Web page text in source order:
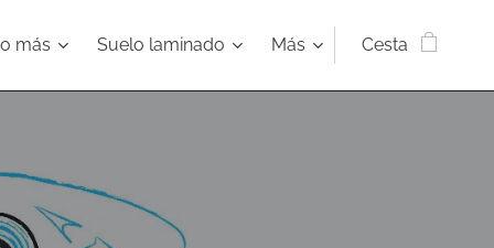
más Suelo laminado Más Cesta